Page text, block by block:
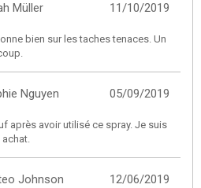
11/10/2019
Müller
bien sur les taches tenaces. Un
05/09/2019
Nguyen
après avoir utilisé ce spray. Je suis
12/06/2019
Johnson